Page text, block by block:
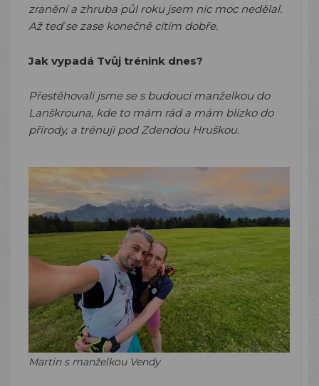
zranění a zhruba půl roku jsem nic moc nedělal.
Až teď se zase konečně cítím dobře.
Jak vypadá Tvůj trénink dnes?
Přestěhovali jsme se s budoucí manželkou do
Lanškrouna, kde to mám rád a mám blízko do
přírody, a trénuji pod Zdendou Hruškou.
Martin s manželkou Vendy